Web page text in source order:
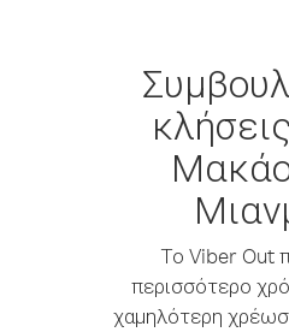
Το Viber Out
περισσότερο
χαμηλότερη